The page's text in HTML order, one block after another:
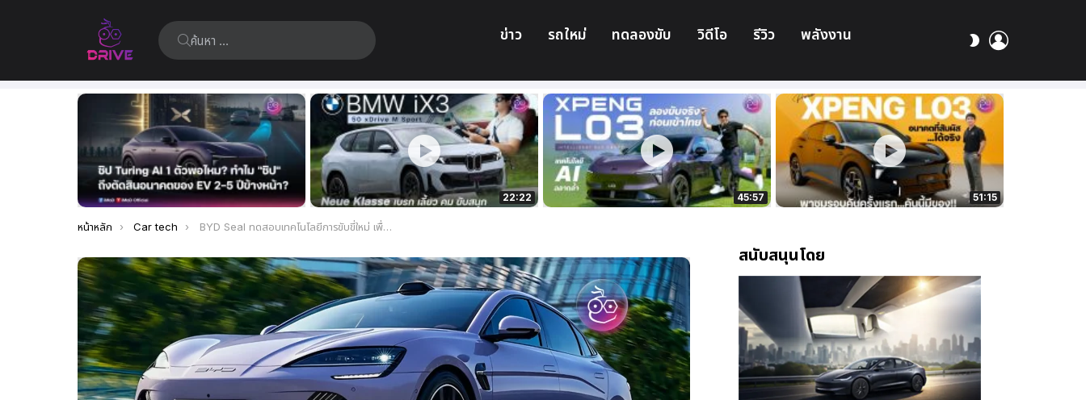
ค้นหา: ข่าว รถใหม่ ทดลองขับ วิดีโอ รีวิว พลังงาน
สลับ
เรื่อง
ล่าสุด
22:22 45:57 51:15
คุณอยู่ที่นี่:
หน้าหลัก Car tech BYD Seal ทดสอบเทคโนโลยีการขับขี่ใหม่ เพื่อท้าชนเจ้าตลาดอย่าง Nvidia
สนับสนุนโดย